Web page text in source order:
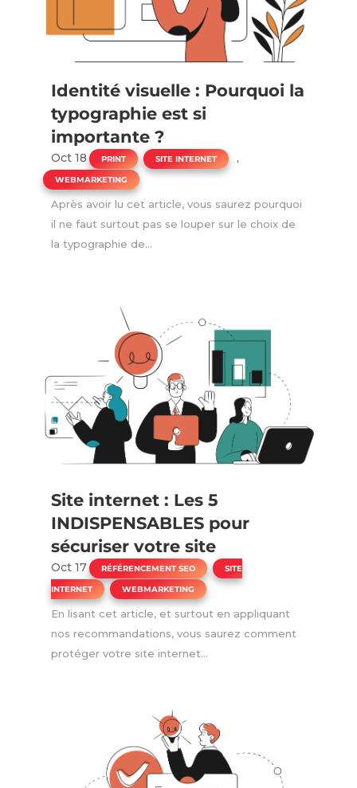
Identité visuelle : Pourquoi la
typographie est si
importante ?
Oct 18 | PRINT , SITE INTERNET ,
WEBMARKETING
Après avoir lu cet article, vous saurez pourquoi
il ne faut surtout pas se louper sur le choix de
la typographie de...
Site internet : Les 5
INDISPENSABLES pour
sécuriser votre site
Oct 17| RÉFÉRENCEMENT SEO ,
SITE
INTERNET
, WEBMARKETING
En lisant cet article, et surtout en appliquant
nos recommandations, vous saurez comment
protéger votre site internet...